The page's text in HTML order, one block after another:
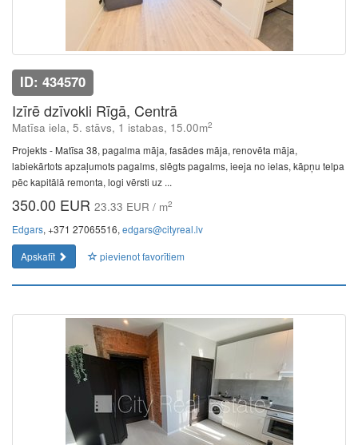
ID: 434570
Izīrē dzīvokli Rīgā, Centrā
Matīsa iela, 5. stāvs, 1 istabas, 15.00m2
Projekts - Matīsa 38, pagalma māja, fasādes māja, renovēta māja,
labiekārtots apzaļumots pagalms, slēgts pagalms, ieeja no ielas, kāpņu telpa
pēc kapitālā remonta, logi vērsti uz ...
350.00 EUR 23.33 EUR / m2
Edgars, +371 27065516, edgars@cityreal.lv
Apskatīt
pievienot favorītiem